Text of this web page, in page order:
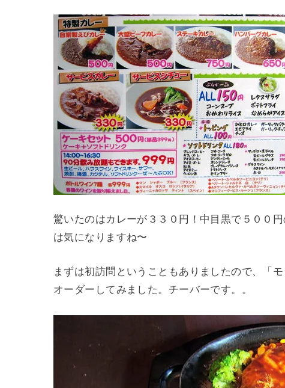
驚いたのはカレーが３３０円！中目黒で５００
は気になりますね〜
まずは初訪問ということもありましたので、「
オーダーしてみました。チーバーです。。